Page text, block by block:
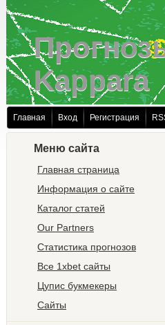
Kappara
Главная Вход Регистрация
Меню сайта
Главная страница
Информация о сайте
Каталог статей
Our Partners
Статистика прогнозов
Все 1xbet сайты
Цупис букмекеры
Сайты